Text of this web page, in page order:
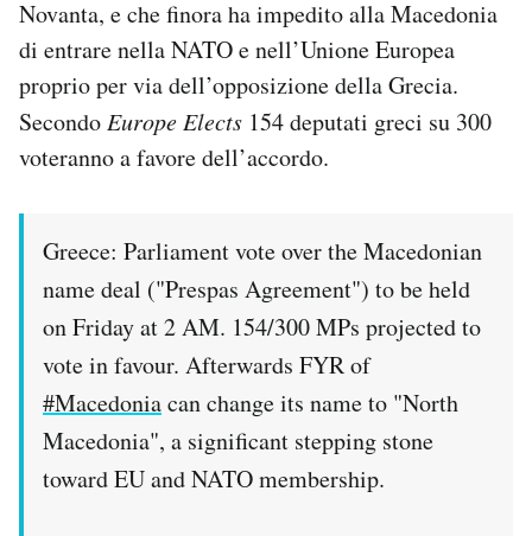
Novanta, e che finora ha impedito alla Macedonia
di entrare nella NATO e nell’Unione Europea
proprio per via dell’opposizione della Grecia.
Secondo Europe Elects 154 deputati greci su 300
voteranno a favore dell’accordo.
Greece: Parliament vote over the Macedonian
name deal ("Prespas Agreement") to be held
on Friday at 2 AM. 154/300 MPs projected to
vote in favour. Afterwards FYR of
#Macedoniacan change its name to "North
Macedonia", a significant stepping stone
toward EU and NATO membership.